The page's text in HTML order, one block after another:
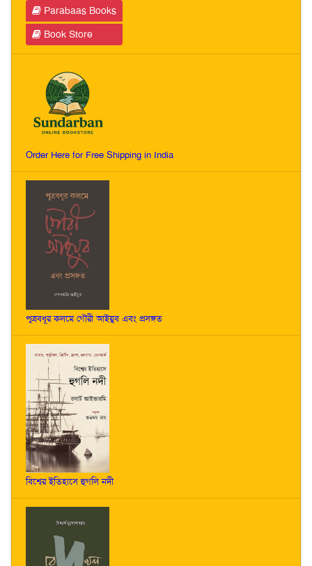
Parabaas Books
Book Store
Order Here for Free Shipping in India
পুত্রবধূর কলমে গৌরী আইয়ুব এবং প্রসঙ্গত
বিশ্বের ইতিহাসে হুগলি নদী